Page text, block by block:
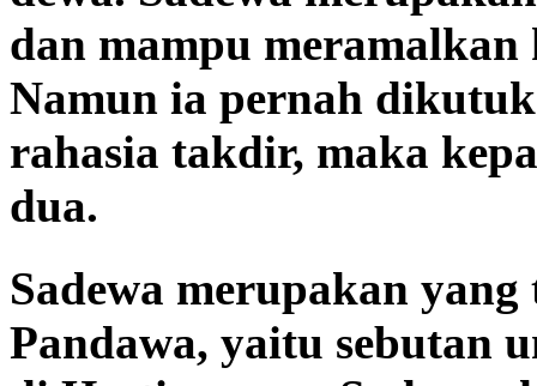
dan mampu
Namun ia pernah
rahasia takdir, maka
dua.
Sadewa merupakan
Pandawa, yaitu sebutan